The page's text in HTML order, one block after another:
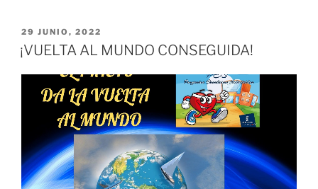
PUBLICADO
EL
29 JUNIO, 2022
¡VUELTA AL MUNDO CONSEGUIDA!